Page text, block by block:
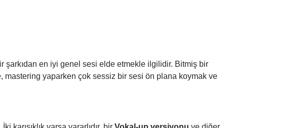
şarkıdan en iyi genel sesi elde etmekle ilgilidir. Bitmiş bir
mastering yaparken çok sessiz bir sesi ön plana koymak ve